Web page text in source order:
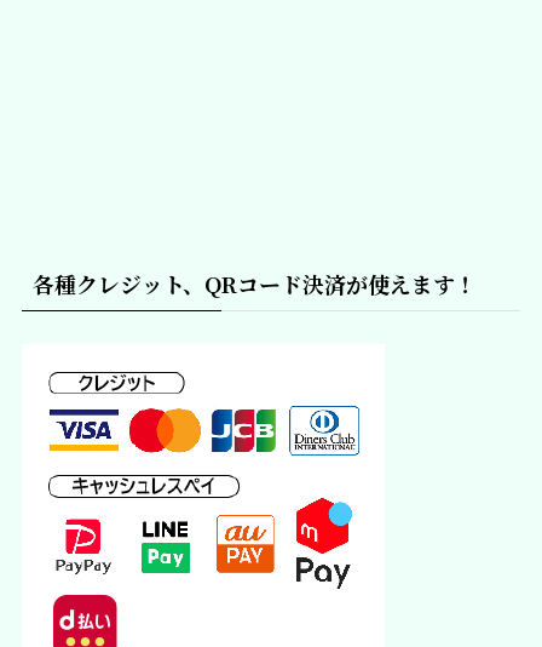
各種クレジット、QRコード決済が使えます！